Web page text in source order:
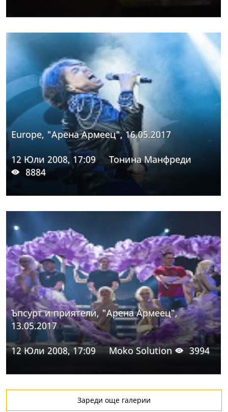
Europe, "Арена Армеец", 16.05.2017
12 Юли 2008, 17:09
Тонина Манфреди
8884
Ъпсурт и приятели, "Арена Армеец",
13.05.2017
12 Юли 2008, 17:09 Moko Solution 3994
Зареди още галерии